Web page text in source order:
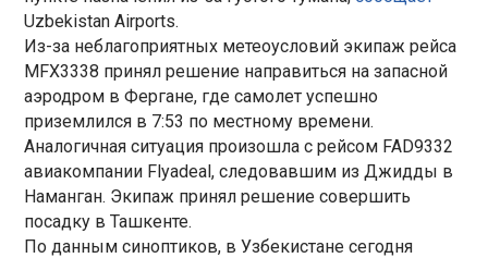
Uzbekistan Airports.
Из-за неблагоприятных метеоусловий экипаж рейса
MFX3338 принял решение направиться на запасной
аэродром в Фергане, где самолет успешно
приземлился в 7:53 по местному времени.
Аналогичная ситуация произошла с рейсом FAD9332
авиакомпании Flyadeal, следовавшим из Джидды в
Наманган. Экипаж принял решение совершить
посадку в Ташкенте.
По данным синоптиков, в Узбекистане сегодня